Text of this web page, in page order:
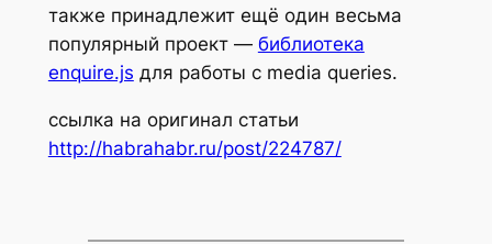
также принадлежит ещё один весьма
популярный проект — библиотека
enquire.js для работы с media queries.
ссылка на оригинал статьи
http://habrahabr.ru/post/224787/